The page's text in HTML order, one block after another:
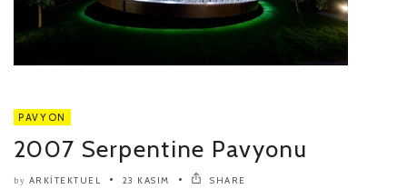
PAVYON
2007 Serpentine Pavyonu
by ARKITEKTUEL 23 KASIM SHARE